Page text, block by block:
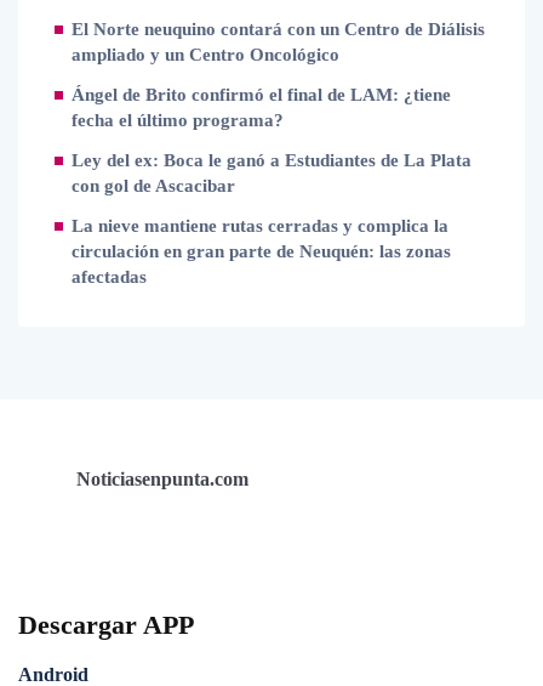
El Norte neuquino contará con un Centro de Diálisis
ampliado y un Centro Oncológico
Ángel de Brito confirmó el final de LAM: ¿tiene
fecha el último programa?
Ley del ex: Boca le ganó a Estudiantes de La Plata
con gol de Ascacibar
La nieve mantiene rutas cerradas y complica la
circulación en gran parte de Neuquén: las zonas
afectadas
Noticiasenpunta.com
Descargar APP
Android